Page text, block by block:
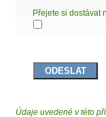
Přejete si dostávat
Údaje uvedené v této